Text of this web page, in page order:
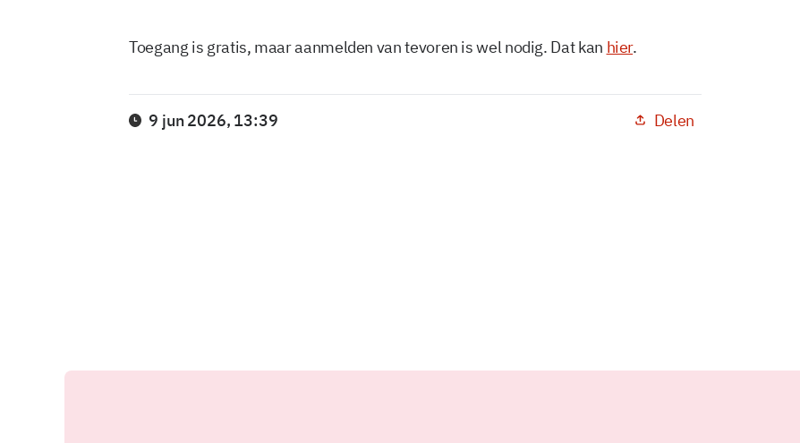
Toegang is gratis, maar aanmelden van tevoren is wel nodig. Dat kan hier.
9 jun 2026, 13:39 Delen